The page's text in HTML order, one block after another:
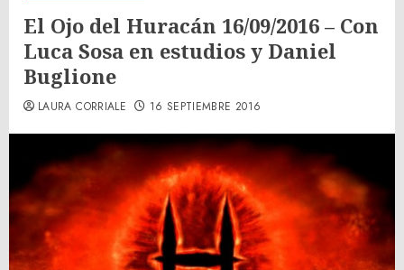
El Ojo del Huracán 16/09/2016 – Con
Luca Sosa en estudios y Daniel
Buglione
LAURA CORRIALE 16 SEPTIEMBRE 2016